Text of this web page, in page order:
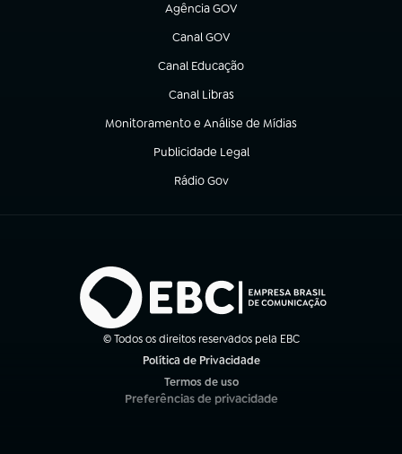
Agência GOV
(abre em nova aba)
Canal GOV
(abre em nova aba)
Canal Educação
(abre em nova aba)
Canal Libras
(abre em nova aba)
Monitoramento e Análise de Mídias
(abre em nova aba)
Publicidade Legal
(abre em nova aba)
Rádio Gov
(abre em nova aba)
© Todos os direitos reservados pela EBC
Política de Privacidade
Termos de uso
(abre em nova aba)
Preferências de privacidade